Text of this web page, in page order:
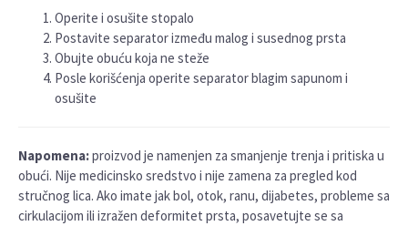
Operite i osušite stopalo
Postavite separator između malog i susednog prsta
Obujte obuću koja ne steže
Posle korišćenja operite separator blagim sapunom i
osušite
Napomena:proizvod je namenjen za smanjenje trenja i pritiska u
obući. Nije medicinsko sredstvo i nije zamena za pregled kod
stručnog lica. Ako imate jak bol, otok, ranu, dijabetes, probleme sa
cirkulacijom ili izražen deformitet prsta, posavetujte se sa